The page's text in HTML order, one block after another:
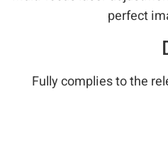
perfect
Fully complies to the